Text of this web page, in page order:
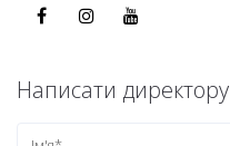
Написати директору